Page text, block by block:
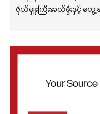
ဗိုလ်မှူးကြီးအယ်မွီးနှင့် တွေ့ဆုံ